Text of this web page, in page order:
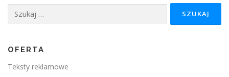
OFERTA
Teksty reklamowe